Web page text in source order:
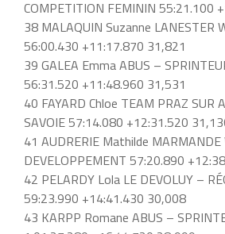
COMPETITION FEMININ 55:21.100
38 MALAQUIN Suzanne LANESTER
56:00.430 +11:17.870 31,821
39 GALEA Emma ABUS –
56:31.520 +11:48.960 31,531
40 FAYARD Chloe TEAM PRAZ SUR
SAVOIE 57:14.080 +12:31.520
41 AUDRERIE Mathilde MARMANDE
DEVELOPPEMENT 57:20.890
42 PELARDY Lola LE DEVOLUY –
59:23.990 +14:41.430 30,008
43 KARPP Romane ABUS –